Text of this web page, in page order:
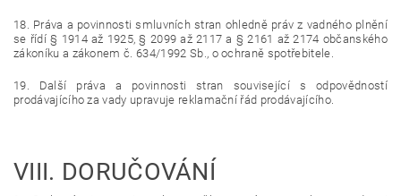
18. Práva a povinnosti smluvních stran ohledně práv z vadného plnění
se řídí § 1914 až 1925, § 2099 až 2117 a § 2161 až 2174 občanského
zákoníku a zákonem č. 634/1992 Sb., o ochraně spotřebitele.
19. Další práva a povinnosti stran související s odpovědností
prodávajícího za vady upravuje reklamační řád prodávajícího.
VIII. DORUČOVÁNÍ